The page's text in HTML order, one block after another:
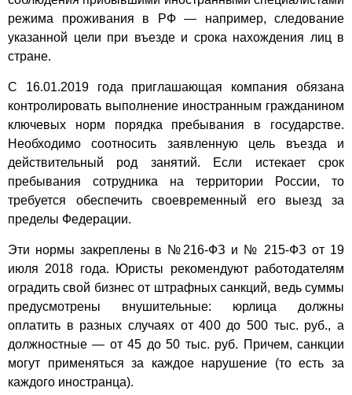
режима проживания в РФ — например, следование
указанной цели при въезде и срока нахождения лиц в
стране.
С 16.01.2019 года приглашающая компания обязана
контролировать выполнение иностранным гражданином
ключевых норм порядка пребывания в государстве.
Необходимо соотносить заявленную цель въезда и
действительный род занятий. Если истекает срок
пребывания сотрудника на территории России, то
требуется обеспечить своевременный его выезд за
пределы Федерации.
Эти нормы закреплены в №216-ФЗ и № 215-ФЗ от 19
июля 2018 года. Юристы рекомендуют работодателям
оградить свой бизнес от штрафных санкций, ведь суммы
предусмотрены внушительные: юрлица должны
оплатить в разных случаях от 400 до 500 тыс. руб., а
должностные — от 45 до 50 тыс. руб. Причем, санкции
могут применяться за каждое нарушение (то есть за
каждого иностранца).